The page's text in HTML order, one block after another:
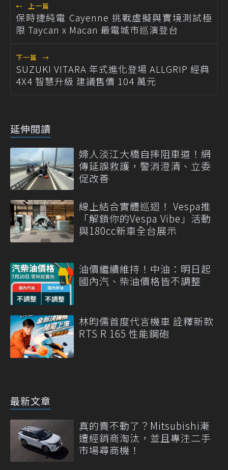
← 上一篇
保時捷純電 Cayenne 挑戰虛擬與實境測試極
限 Taycan x Macan 最電城市巡演登台
下一篇 →
SUZUKI VITARA 年式進化登場 ALLGRIP 經典
4X4 智慧升級 建議售價 104 萬元
延伸閱讀
婦人淡江大橋自摔阻車道！網
傳延誤救護，警消澄清、立委
促改善
線上結合實體巡迴！ Vespa推
「解鎖你的Vespa Vibe」活動
與180cc新車全台展示
油價繼續維持！中油：明日起
國內汽、柴油價格皆不調整
林昀儒首度代言機車 詮釋新款
RTS R 165 性能鋼砲
最新文章
真的賣不動了？Mitsubishi漸
遭經銷商淘汰，並且專注二手
市場尋商機！